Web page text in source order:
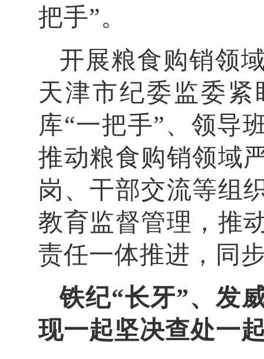
把手”。
开展粮食购销领
天津市纪委监委
库“一把手”、领导
推动粮食购销领域
岗、干部交流等组
教育监督管理，推
责任一体推进，同
铁纪“长牙”、发
现一起坚决查处一